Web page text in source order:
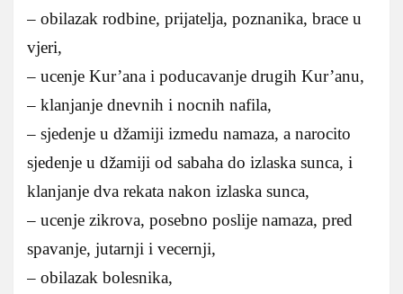
– obilazak rodbine, prijatelja, poznanika, brace u
vjeri,
– ucenje Kur’ana i poducavanje drugih Kur’anu,
– klanjanje dnevnih i nocnih nafila,
– sjedenje u džamiji izmedu namaza, a narocito
sjedenje u džamiji od sabaha do izlaska sunca, i
klanjanje dva rekata nakon izlaska sunca,
– ucenje zikrova, posebno poslije namaza, pred
spavanje, jutarnji i vecernji,
– obilazak bolesnika,